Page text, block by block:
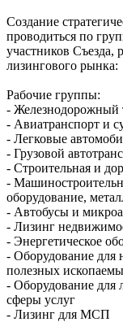
Создание
проводиться по
участников Съезда,
лизингового рынка:
Рабочие группы:
- Железнодорожный
- Авиатранспорт и
- Легковые
- Грузовой
- Строительная и
-
оборудование,
- Автобусы и
- Лизинг
- Энергетическое
- Оборудование для
полезных
- Оборудование
сферы услуг
- Лизинг для МСП